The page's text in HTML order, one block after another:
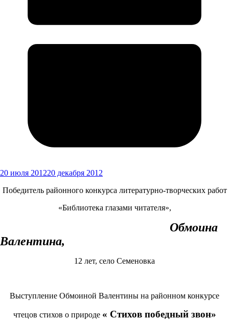
20 июля 201220 декабря 2012
Победитель районного конкурса литературно-творческих работ
«Библиотека глазами читателя»,
Обмоина
Валентина,
12 лет, село Семеновка
Выступление Обмоиной Валентины на районном конкурсе
чтецов стихов о природе « Стихов победный звон»